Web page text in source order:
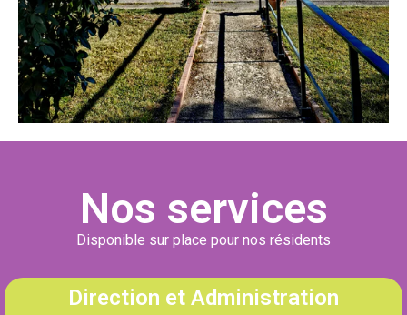
Nos services
Disponible sur place pour nos résidents
Direction et Administration